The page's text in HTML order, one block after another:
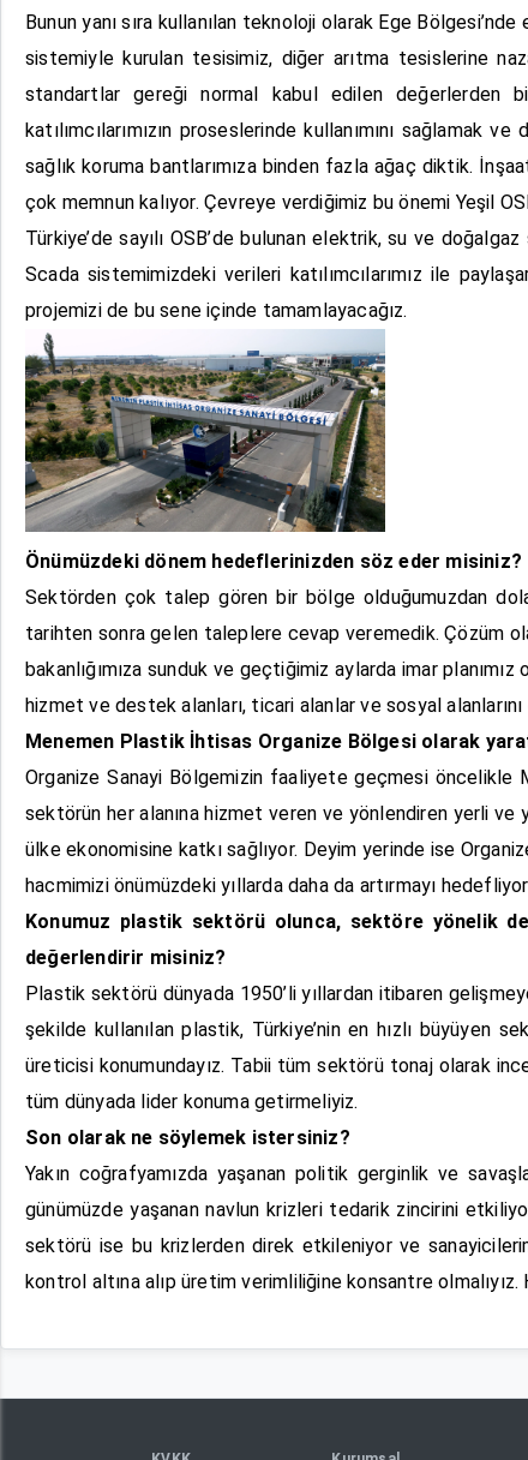
Bunun yanı sıra kullanılan teknoloji olarak Ege
sistemiyle kurulan tesisimiz, diğer arıtma tesislerine
standartlar gereği normal kabul edilen değerlerden
katılımcılarımızın proseslerinde kullanımını sağlamak
sağlık koruma bantlarımıza binden fazla ağaç diktik.
çok memnun kalıyor. Çevreye verdiğimiz bu önemi Yeşil
Türkiye’de sayılı OSB’de bulunan elektrik, su ve
Scada sistemimizdeki verileri katılımcılarımız ile
projemizi de bu sene içinde tamamlayacağız.
Önümüzdeki dönem hedeflerinizden söz eder misiniz?
Sektörden çok talep gören bir bölge olduğumuzdan
tarihten sonra gelen taleplere cevap veremedik. Çözüm
bakanlığımıza sunduk ve geçtiğimiz aylarda imar
hizmet ve destek alanları, ticari alanlar ve sosyal
Menemen Plastik İhtisas Organize Bölgesi olarak
Organize Sanayi Bölgemizin faaliyete geçmesi öncelikle
sektörün her alanına hizmet veren ve yönlendiren yerli ve
ülke ekonomisine katkı sağlıyor. Deyim yerinde ise
hacmimizi önümüzdeki yıllarda daha da artırmayı
Konumuz plastik sektörü olunca, sektöre yönelik
değerlendirir misiniz?
Plastik sektörü dünyada 1950’li yıllardan itibaren
şekilde kullanılan plastik, Türkiye’nin en hızlı büyüyen
üreticisi konumundayız. Tabii tüm sektörü tonaj olarak
tüm dünyada lider konuma getirmeliyiz.
Son olarak ne söylemek istersiniz?
Yakın coğrafyamızda yaşanan politik gerginlik ve
günümüzde yaşanan navlun krizleri tedarik zincirini
sektörü ise bu krizlerden direk etkileniyor ve
kontrol altına alıp üretim verimliliğine konsantre